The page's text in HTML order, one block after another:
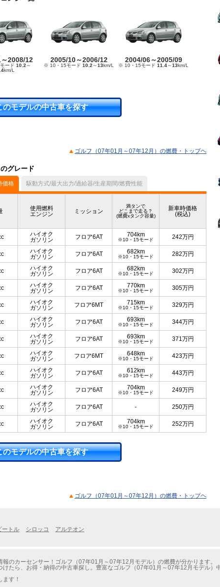
2008/12
ード 10.2 ～
km/L
2005/10～2006/12
※ 10・15モード 10.2 ～13km/L
2004/06～2005/09
※ 10・15モード 11.4～13km/L
のモデルの中古車を探す
ゴルフ（07年01月～07年12月）の燃費・トップヘ
グレード
価格 駆動方式/最大出力/過給器/生産期間/燃費性能
使用燃料
エンジン
ミッション
満タンで
どこまで走る？
(燃費xタンク容量)
新車時価格
(税込)
ハイオク
ガソリン
フロア6AT 704km
※10・15モード 242万円
ハイオク
ガソリン
フロア6AT 682km
※10・15モード 282万円
ハイオク
ガソリン
フロア6AT 682km
※10・15モード 302万円
ハイオク
ガソリン
フロア6AT 770km
※10・15モード 305万円
ハイオク
ガソリン
フロア6MT 715km
※10・15モード 329万円
ハイオク
ガソリン
フロア6AT 693km
※10・15モード 344万円
ハイオク
ガソリン
フロア6AT 693km
※10・15モード 371万円
ハイオク
ガソリン
フロア6MT 648km
※10・15モード 423万円
ハイオク
ガソリン
フロア6AT 612km
※10・15モード 443万円
ハイオク
ガソリン
フロア6AT 704km
※10・15モード 249万円
ハイオク
ガソリン
フロア6AT - 250万円
ハイオク
ガソリン
フロア6AT 704km
※10・15モード 252万円
のモデルの中古車を探す
ゴルフ（07年01月～07年12月）の燃費・トップヘ
ートル シロッコ アルテオン
のカーセンサー！ゴルフ（07年01月～07年12月モデル）の燃費が分かります。
たら、お得・納得の中古車探し。豊富なゴルフ（07年01月～07年12月モデル）
す！